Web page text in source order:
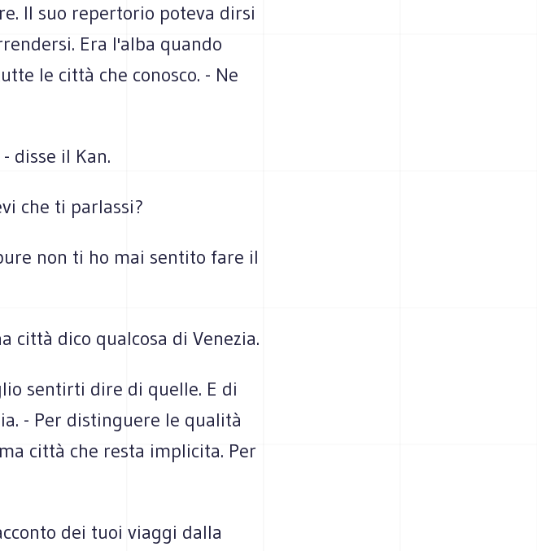
Il suo repertorio poteva dirsi
Era l'alba quando
le città che conosco. - Ne
disse il Kan.
che ti par­lassi?
non ti ho mai sentito fare il
città dico qualcosa di Venezia.
sentirti dire di quelle. E di
- Per distinguere le qualità
città che resta implicita. Per
dei tuoi viaggi dalla